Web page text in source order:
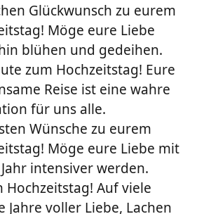
Glückwunsch zu eurem
Möge eure Liebe
blühen und gedeihen.
zum Hochzeitstag! Eure
Reise ist eine wahre
für uns alle.
Wünsche zu eurem
Möge eure Liebe mit
intensiver werden.
Hochzeitstag! Auf viele
Jahre voller Liebe, Lachen